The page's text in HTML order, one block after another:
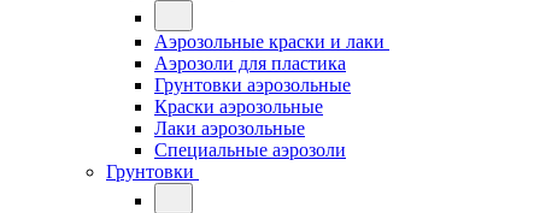
Аэрозольные краски и лаки
Аэрозоли для пластика
Грунтовки аэрозольные
Краски аэрозольные
Лаки аэрозольные
Специальные аэрозоли
Грунтовки